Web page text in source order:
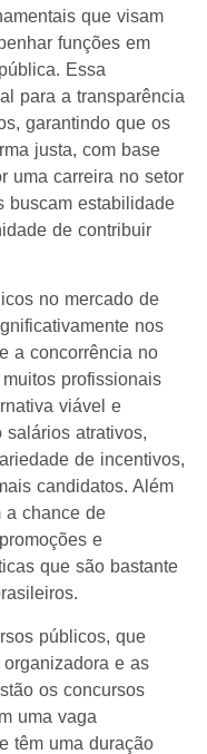
que visam
funções em
Essa
para a transparência
garantindo que os
justa, com base
uma carreira no setor
buscam estabilidade
de contribuir
no mercado de
nos
a concorrência no
profissionais
viável e
salários atrativos,
de incentivos,
candidatos. Além
a chance de
e
que são bastante
públicos, que
e as
os concursos
uma vaga
têm uma duração